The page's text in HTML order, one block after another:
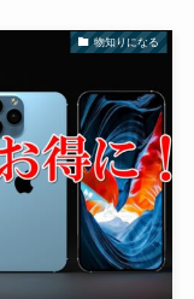
物知りになる